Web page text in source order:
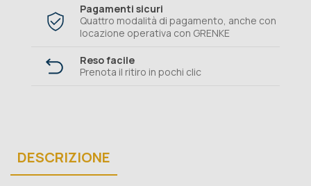
Pagamenti sicuri
Quattro modalità di pagamento, anche con
locazione operativa con GRENKE
Reso facile
Prenota il ritiro in pochi clic
DESCRIZIONE